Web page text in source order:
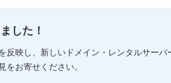
WHOIS検索
した！
反映し、新しいドメイン・レンタルサー
をお寄せください。